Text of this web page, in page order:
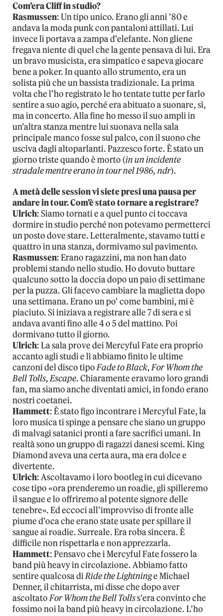
Com’era Cliff in studio?
Rasmussen: Un tipo unico. Erano gli anni ’80 e
andava la moda punk con pantaloni attillati. Lui
invece li portava a zampa d’elefante. Non gliene
fregava niente di quel che la gente pensava di lui. Era
un bravo musicista, era simpatico e sapeva giocare
bene a poker. In quanto allo strumento, era un
solista più che un bassista tradizionale. La prima
volta che l’ho registrato le ho tentate tutte per farlo
sentire a suo agio, perché era abituato a suonare, sì,
ma in concerto. Alla fine ho messo il suo ampli in
un’altra stanza mentre lui suonava nella sala
principale manco fosse sul palco, con il suono che
usciva dagli altoparlanti. Pazzesco forte. È stato un
giorno triste quando è morto (in un incidente
stradale mentre erano in tour nel 1986, ndr).
A metà delle session vi siete presi una pausa per
andare in tour. Com’è stato tornare a registrare?
Ulrich: Siamo tornati e a quel punto ci toccava
dormire in studio perché non potevamo permetterci
un posto dove stare. Letteralmente, stavamo tutti e
quattro in una stanza, dormivamo sul pavimento.
Rasmussen: Erano ragazzini, ma non han dato
problemi stando nello studio. Ho dovuto buttare
qualcuno sotto la doccia dopo un paio di settimane
per la puzza. Gli facevo cambiare la maglietta dopo
una settimana. Erano un po’ come bambini, mi è
piaciuto. Si iniziava a registrare alle 7 di sera e si
andava avanti fino alle 4 o 5 del mattino. Poi
dormivano tutto il giorno.
Ulrich: La sala prove dei Mercyful Fate era proprio
accanto agli studi e lì abbiamo finito le ultime
canzoni del disco tipoFade to Black,For Whom the
Bell Tolls,Escape. Chiaramente eravamo loro grandi
fan, ma siamo anche diventati amici, in fondo erano
nostri coetanei.
Hammett: È stato figo incontrare i Mercyful Fate, la
loro musica ti spinge a pensare che siano un gruppo
di malvagi satanici pronti a fare sacrifici umani. In
realtà sono un gruppo di ragazzi danesi scemi. King
Diamond aveva una certa aura, ma era dolce e
divertente.
Ulrich: Ascoltavamo i loro bootleg in cui dicevano
cose tipo «ora prenderemo un roadie, gli spilleremo
il sangue e lo offriremo al potente signore delle
tenebre». Ed eccoci all’improvviso di fronte alle
piume d’oca che erano state usate per spillare il
sangue ai roadie. Surreale. Era roba sincera. È
difficile non rispettarla e non apprezzarla.
Hammett: Pensavo che i Mercyful Fate fossero la
band più heavy in circolazione. Abbiamo fatto
sentire qualcosa diRide the Lightninge Michael
Denner, il chitarrista, mi disse che dopo aver
ascoltatoFor Whom the Bell Tollss’era convinto che
fossimo noi la band più heavy in circolazione. L’ho